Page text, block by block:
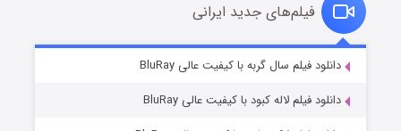
قسمت۶ (زیرنویس) منتشر شد
فیلم‌های جدید ایرانی
دانلود فیلم سال گربه با کیفیت عالی BluRay
دانلود فیلم لاله کبود با کیفیت عالی BluRay